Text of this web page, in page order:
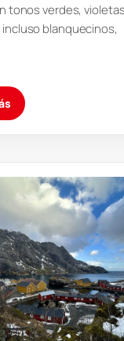
tonos verdes,
blanquecinos,